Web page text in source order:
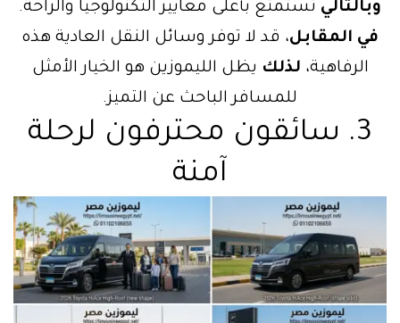
وبالتالي تستمتع بأعلى معايير التكنولوجيا والراحة.
في المقابل، قد لا توفر وسائل النقل العادية هذه
الرفاهية، لذلك يظل الليموزين هو الخيار الأمثل
للمسافر الباحث عن التميز.
3. سائقون محترفون لرحلة
آمنة